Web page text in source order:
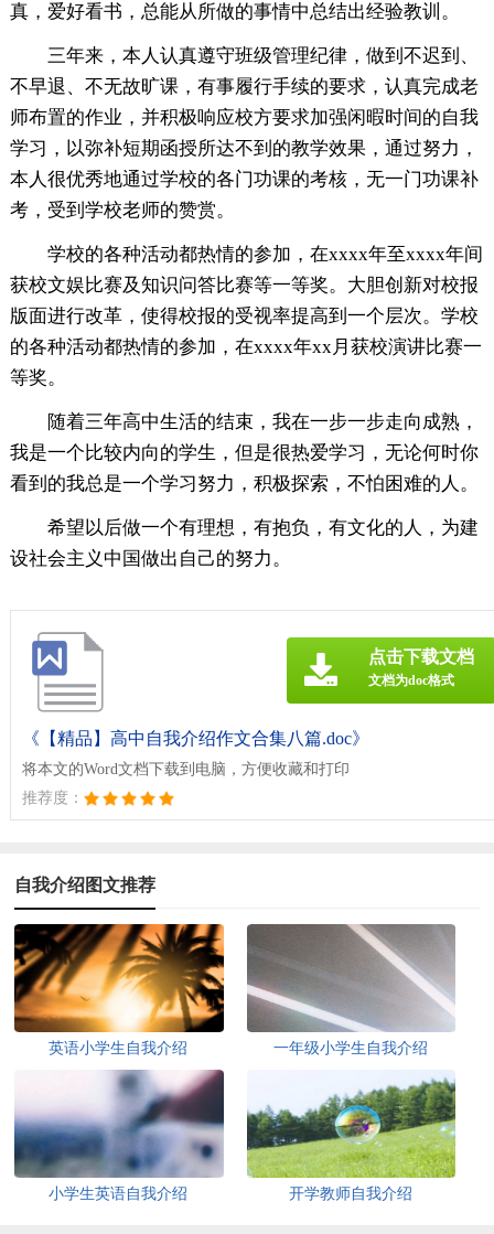
真，爱好看书，总能从所做的事情中总结出经验教训。
三年来，本人认真遵守班级管理纪律，做到不迟到、
不早退、不无故旷课，有事履行手续的要求，认真完成老
师布置的作业，并积极响应校方要求加强闲暇时间的自我
学习，以弥补短期函授所达不到的教学效果，通过努力，
本人很优秀地通过学校的各门功课的考核，无一门功课补
考，受到学校老师的赞赏。
学校的各种活动都热情的参加，在xxxx年至xxxx年间
获校文娱比赛及知识问答比赛等一等奖。大胆创新对校报
版面进行改革，使得校报的受视率提高到一个层次。学校
的各种活动都热情的参加，在xxxx年xx月获校演讲比赛一
等奖。
随着三年高中生活的结束，我在一步一步走向成熟，
我是一个比较内向的学生，但是很热爱学习，无论何时你
看到的我总是一个学习努力，积极探索，不怕困难的人。
希望以后做一个有理想，有抱负，有文化的人，为建
设社会主义中国做出自己的努力。
《【精品】高中自我介绍作文合集八篇.doc》
将本文的Word文档下载到电脑，方便收藏和打印
推荐度：
点击下载文档
文档为doc格式
自我介绍图文推荐
英语小学生自我介绍 一年级小学生自我介绍
小学生英语自我介绍 开学教师自我介绍